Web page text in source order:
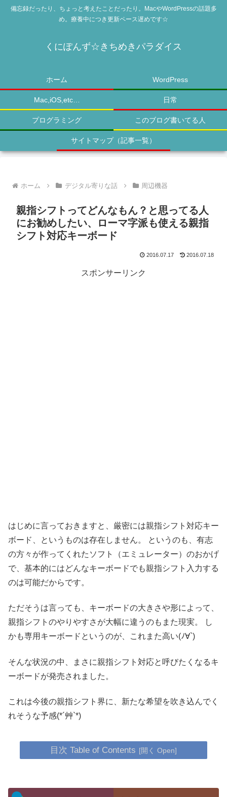
備忘録だったり、ちょっと考えたことだったり。MacやWordPressの話題多
め。療養中につき更新ペース遅めです☆
くにぽんず☆きちめきパラダイス
ホーム WordPress
Mac,iOS,etc… 日常
プログラミング このブログ書いてる人
サイトマップ（記事一覧）
ホーム デジタル寄りな話 周辺機器
親指シフトってどんなもん？と思ってる人
にお勧めしたい、ローマ字派も使える親指
シフト対応キーボード
2016.07.17 2016.07.18
スポンサーリンク
はじめに言っておきますと、厳密には親指シフト対応キー
ボード、というものは存在しません。
というのも、有志
の方々が作ってくれたソフト（エミュレーター）のおかげ
で、基本的にはどんなキーボードでも親指シフト入力する
のは可能だからです。
ただそうは言っても、キーボードの大きさや形によって、
親指シフトのやりやすさが大幅に違うのもまた現実。
し
かも専用キーボードというのが、これまた高い(ﾉ∀`)
そんな状況の中、まさに親指シフト対応と呼びたくなるキ
ーボードが発売されました。
これは今後の親指シフト界に、新たな希望を吹き込んでく
れそうな予感(*´艸`*)
目次 Table of Contents